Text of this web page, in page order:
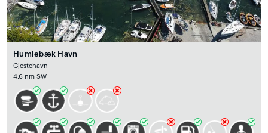
Humlebæk Havn
Gjestehavn
4.6 nm SW